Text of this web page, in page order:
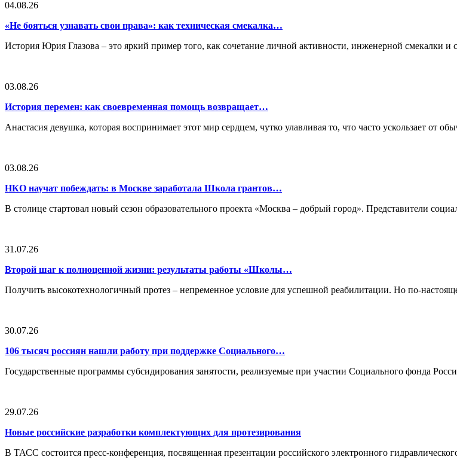
04.08.26
«Не бояться узнавать свои права»: как техническая смекалка…
История Юрия Глазова – это яркий пример того, как сочетание личной активности, инженерной смекалки
03.08.26
История перемен: как своевременная помощь возвращает…
Анастасия девушка, которая воспринимает этот мир сердцем, чутко улавливая то, что часто ускользает от
03.08.26
НКО научат побеждать: в Москве заработала Школа грантов…
В столице стартовал новый сезон образовательного проекта «Москва – добрый город». Представители
31.07.26
Второй шаг к полноценной жизни: результаты работы «Школы…
Получить высокотехнологичный протез – непременное условие для успешной реабилитации. Но по-
30.07.26
106 тысяч россиян нашли работу при поддержке Социального…
Государственные программы субсидирования занятости, реализуемые при участии Социального фонда
29.07.26
Новые российские разработки комплектующих для протезирования
В ТАСС состоится пресс-конференция, посвященная презентации российского электронного